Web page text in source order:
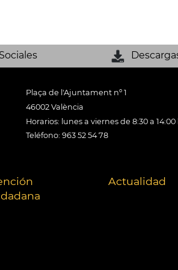
Plaça de l'Ajuntament nº 1
46002 València
Horarios: lunes a viernes de 8:30 a 14:00
Teléfono: 963 52 54 78
Actualidad